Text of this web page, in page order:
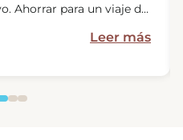
Ahorrar para un viaje de
las herramientas
Leer más